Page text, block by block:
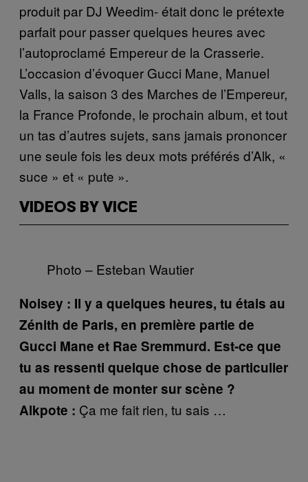
produit par DJ Weedim- était donc le prétexte
parfait pour passer quelques heures avec
l’autoproclamé Empereur de la Crasserie.
L’occasion d’évoquer Gucci Mane, Manuel
Valls, la saison 3 des Marches de l’Empereur,
la France Profonde, le prochain album, et tout
un tas d’autres sujets, sans jamais prononcer
une seule fois les deux mots préférés d’Alk, «
suce » et « pute ».
VIDEOS BY VICE
Photo – Esteban Wautier
Noisey : Il y a quelques heures, tu étais au
Zénith de Paris, en première partie de
Gucci Mane et Rae Sremmurd. Est-ce que
tu as ressenti quelque chose de particulier
au moment de monter sur scène ?
Alkpote : Ça me fait rien, tu sais …